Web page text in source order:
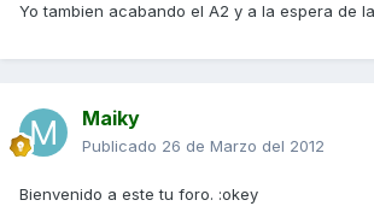
Yo tambien acabando el A2 y a la espera de
Maiky
Publicado 26 de Marzo del 2012
Bienvenido a este tu foro. :okey